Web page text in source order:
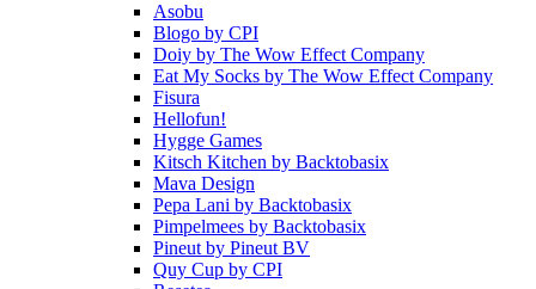
Asobu
Blogo by CPI
Doiy by The Wow Effect Company
Eat My Socks by The Wow Effect Company
Fisura
Hellofun!
Hygge Games
Kitsch Kitchen by Backtobasix
Mava Design
Pepa Lani by Backtobasix
Pimpelmees by Backtobasix
Pineut by Pineut BV
Quy Cup by CPI